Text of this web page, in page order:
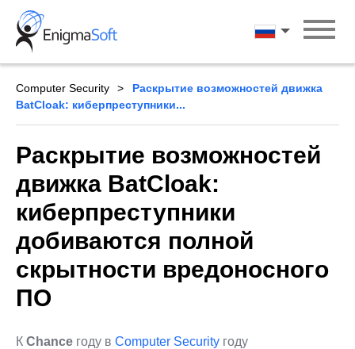
Skip
content
Русский
Computer Security
Раскрытие возможностей движка
BatCloak: киберпреступники...
Раскрытие возможностей
движка BatCloak:
киберпреступники
добиваются полной
скрытности вредоносного
ПО
К Chance году в Computer Security году